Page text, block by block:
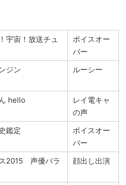
宇宙！放送チュ
ボイスオー
バー
ジン ルーシー
hello
レイ電キャ
の声
鑑定
ボイスオー
バー
2015 声優バラ
顔出し出演